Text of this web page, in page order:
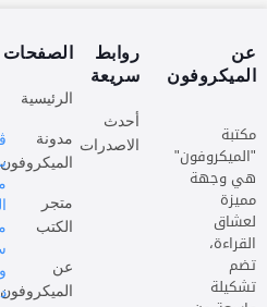
عن
الميكروفون
مكتبة
"الميكروفون"
هي وجهة
مميزة
لعشاق
القراءة،
تضم
تشكيلة
روابط
سريعة
أحدث
الاصدرات
الصفحات
الرئيسية
مدونة
الميكروفون
متجر
الكتب
عن
الميكروفون